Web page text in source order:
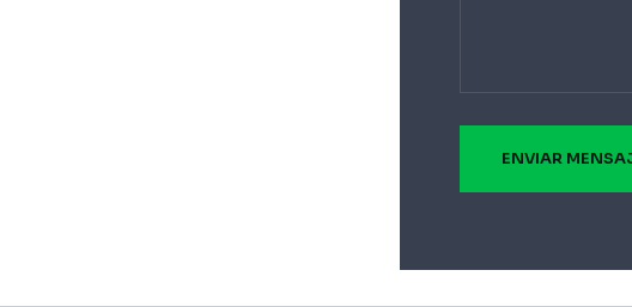
ENVIAR